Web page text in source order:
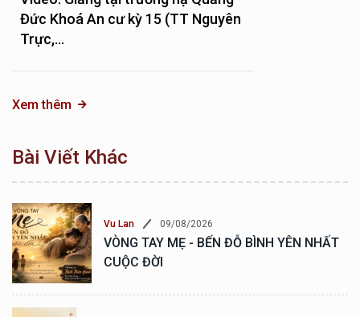
Đức Khoá An cư kỳ 15 (TT Nguyên
Trực,...
Xem thêm
Bài Viết Khác
Vu Lan 09/08/2026
VÒNG TAY MẸ - BẾN ĐỖ BÌNH YÊN NHẤT
CUỘC ĐỜI